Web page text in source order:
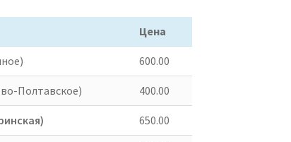
Цена
600.00
Полтавское) 400.00
650.00